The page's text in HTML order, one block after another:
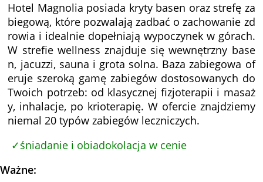
Hotel Magnolia posiada kryty basen oraz strefę za
biegową, które pozwalają zadbać o zachowanie zd
rowia i idealnie dopełniają wypoczynek w górach.
W strefie wellness znajduje się wewnętrzny base
n, jacuzzi, sauna i grota solna. Baza zabiegowa of
eruje szeroką gamę zabiegów dostosowanych do
Twoich potrzeb: od klasycznej fizjoterapii i masaż
y, inhalacje, po krioterapię. W ofercie znajdziemy
niemal 20 typów zabiegów leczniczych.
śniadanie i obiadokolacja w cenie
Ważne: